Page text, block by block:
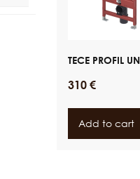
TECE PROFIL
310 €
Add to cart